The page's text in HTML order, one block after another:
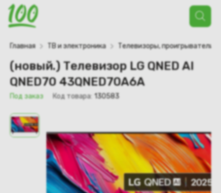
Поиск
товаров
Главная ТВ и электроника Телевизоры, проигрыватели
(новый.) Телевизор LG QNED AI
QNED70 43QNED70A6A
Под заказ Код товара: 130583